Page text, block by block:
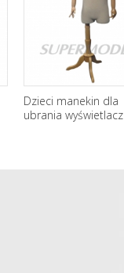
Dzieci manekin dla
ubrania wyświetlacz